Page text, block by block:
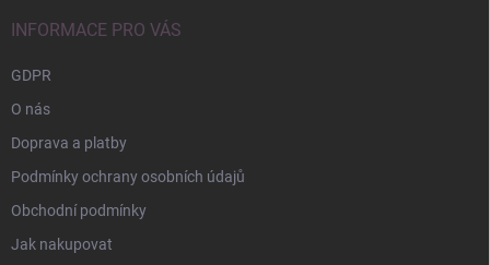
INFORMACE PRO VÁS
GDPR
O nás
Doprava a platby
Podmínky ochrany osobních údajů
Obchodní podmínky
Jak nakupovat